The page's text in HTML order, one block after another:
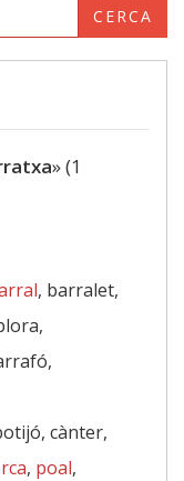
CERCA
» (1
, barralet,
cànter,
, poal,